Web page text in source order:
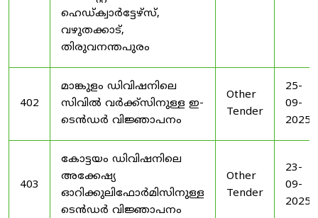
ഹെഡ്ക്വാർട്ടേഴ്സ്,
വഴുതക്കാട്,
തിരുവനന്തപുരം
402
മാങ്കുളം ഡിവിഷനിലെ
സിവിൽ വർക്ക്സിനുള്ള ഇ-
ടെൻഡർ വിജ്ഞാപനം
Other
Tender
25-
09-
2025
403
കോട്ടയം ഡിവിഷനിലെ
അക്കേഷ്യ
ഓറിക്കുലിഫോർമിസിനുള്ള
ടെൻഡർ വിജ്ഞാപനം
Other
Tender
23-
09-
2025